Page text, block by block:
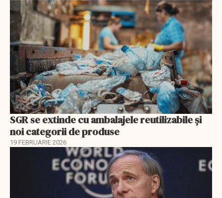
SGR se extinde cu ambalajele reutilizabile și
noi categorii de produse
19 FEBRUARIE 2026